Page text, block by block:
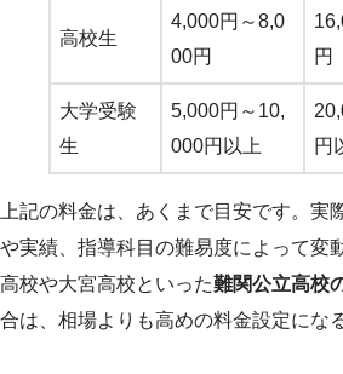
高校生
4,000円～8,0
00円
円
大学受験
生
5,000円～10,
000円以上
円
上記の料金は、あくまで目安です。実
や実績、指導科目の難易度によって変
高校や大宮高校といった難関公立高校
合は、相場よりも高めの料金設定にな